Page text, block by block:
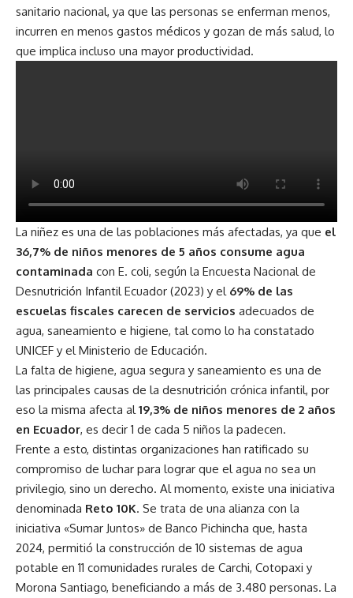
sanitario nacional, ya que las personas se enferman menos,
incurren en menos gastos médicos y gozan de más salud, lo
que implica incluso una mayor productividad.
La niñez es una de las poblaciones más afectadas, ya que el
36,7% de niños menores de 5 años consume agua
contaminada con E. coli, según la Encuesta Nacional de
Desnutrición Infantil Ecuador (2023) y el 69% de las
escuelas fiscales carecen de servicios adecuados de
agua, saneamiento e higiene, tal como lo ha constatado
UNICEF y el Ministerio de Educación.
La falta de higiene, agua segura y saneamiento es una de
las principales causas de la desnutrición crónica infantil, por
eso la misma afecta al 19,3% de niños menores de 2 años
en Ecuador, es decir 1 de cada 5 niños la padecen.
Frente a esto, distintas organizaciones han ratificado su
compromiso de luchar para lograr que el agua no sea un
privilegio, sino un derecho. Al momento, existe una iniciativa
denominada Reto 10K. Se trata de una alianza con la
iniciativa «Sumar Juntos» de Banco Pichincha que, hasta
2024, permitió la construcción de 10 sistemas de agua
potable en 11 comunidades rurales de Carchi, Cotopaxi y
Morona Santiago, beneficiando a más de 3.480 personas. La